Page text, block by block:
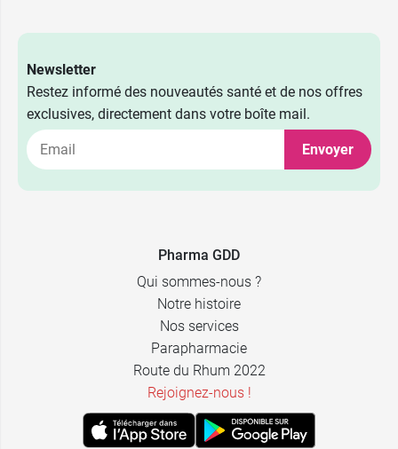
Newsletter
Restez informé des nouveautés santé et de nos offres
exclusives, directement dans votre boîte mail.
Envoyer
Pharma GDD
Qui sommes-nous ?
Notre histoire
Nos services
Parapharmacie
Route du Rhum 2022
Rejoignez-nous !